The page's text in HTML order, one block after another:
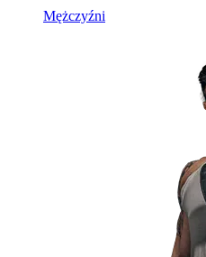
Mężczyźni